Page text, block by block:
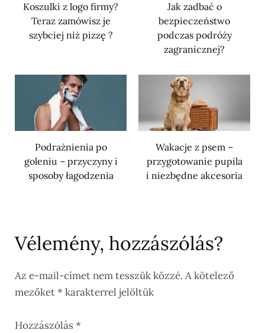
Koszulki z logo firmy?
Teraz zamówisz je
szybciej niż pizzę ?
Jak zadbać o
bezpieczeństwo
podczas podróży
zagranicznej?
Podrażnienia po
goleniu – przyczyny i
sposoby łagodzenia
Wakacje z psem –
przygotowanie pupila
i niezbędne akcesoria
Vélemény, hozzászólás?
Az e-mail-címet nem tesszük közzé. A kötelező
mezőket* karakterrel jelöltük
Hozzászólás *